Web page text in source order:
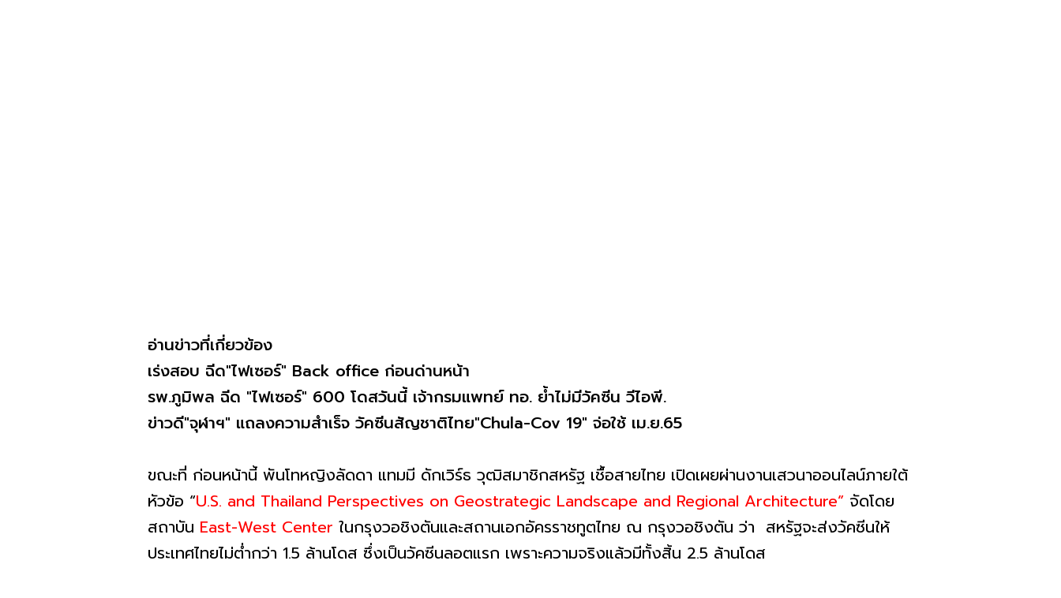
อ่านข่าวที่เกี่ยวข้อง
เร่งสอบ ฉีด"ไฟเซอร์" Back office ก่อนด่านหน้า
รพ.ภูมิพล ฉีด "ไฟเซอร์" 600 โดสวันนี้ เจ้ากรมแพทย์ ทอ. ย้ำไม่มีวัคซีน วีไอพี.
ข่าวดี"จุฬาฯ" แถลงความสำเร็จ วัคซีนสัญชาติไทย"Chula-Cov 19" จ่อใช้ เม.ย.65
ขณะที่ ก่อนหน้านี้ พันโทหญิงลัดดา แทมมี ดักเวิร์ธ วุฒิสมาชิกสหรัฐ เชื้อสายไทย เปิดเผยผ่านงานเสวนาออนไลน์ภายใต้
หัวข้อ “U.S. and Thailand Perspectives on Geostrategic Landscape and Regional Architecture” จัดโดย
สถาบัน East-West Center ในกรุงวอชิงตันและสถานเอกอัครราชทูตไทย ณ กรุงวอชิงตัน ว่า สหรัฐจะส่งวัคซีนให้
ประเทศไทยไม่ต่ำกว่า 1.5 ล้านโดส ซึ่งเป็นวัคซีนลอตแรก เพราะความจริงแล้วมีทั้งสิ้น 2.5 ล้านโดส